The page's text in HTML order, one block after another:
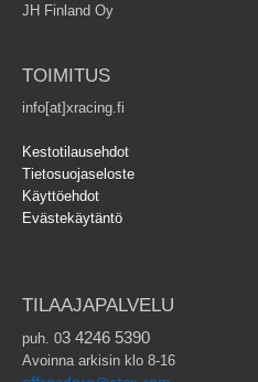
JH Finland Oy
TOIMITUS
info[at]xracing.fi
Kestotilausehdot
Tietosuojaseloste
Käyttöehdot
Evästekäytäntö
TILAAJAPALVELU
puh. 03 4246 5390
Avoinna arkisin klo 8-16